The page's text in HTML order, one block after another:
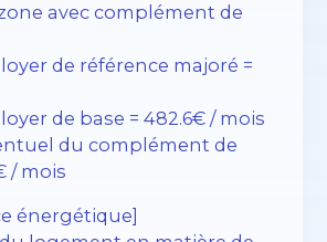
avec complément de
de référence majoré =
de base = 482.6€ / mois
du complément de
/ mois
énergétique]